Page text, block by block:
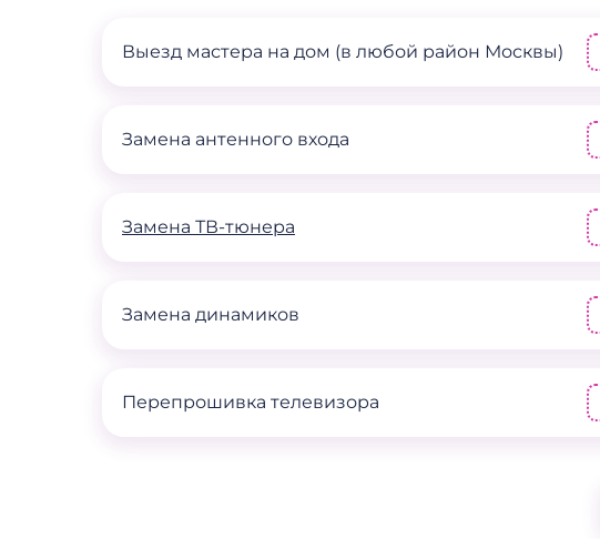
Выезд мастера на дом (в любой район Москвы)
Замена антенного входа
Замена ТВ-тюнера
Замена динамиков
Перепрошивка телевизора